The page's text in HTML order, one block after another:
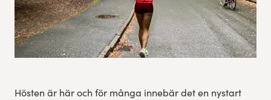
Hösten är här och för många innebär det en nystart
Experience Gothenburg
Sustainability